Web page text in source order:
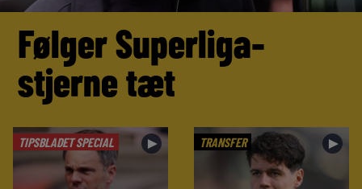
Følger Superliga-
stjerne tæt
TIPSBLADET SPECIAL ► TRANSFER ►